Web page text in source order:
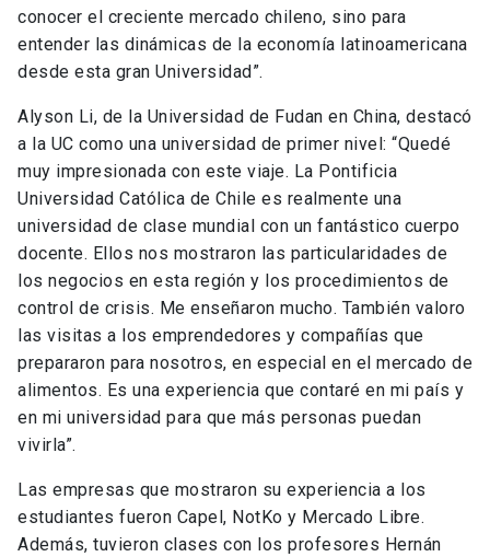
conocer el creciente mercado chileno, sino para
entender las dinámicas de la economía latinoamericana
desde esta gran Universidad”.
Alyson Li, de la Universidad de Fudan en China, destacó
a la UC como una universidad de primer nivel: “Quedé
muy impresionada con este viaje. La Pontificia
Universidad Católica de Chile es realmente una
universidad de clase mundial con un fantástico cuerpo
docente. Ellos nos mostraron las particularidades de
los negocios en esta región y los procedimientos de
control de crisis. Me enseñaron mucho. También valoro
las visitas a los emprendedores y compañías que
prepararon para nosotros, en especial en el mercado de
alimentos. Es una experiencia que contaré en mi país y
en mi universidad para que más personas puedan
vivirla”.
Las empresas que mostraron su experiencia a los
estudiantes fueron Capel, NotKo y Mercado Libre.
Además, tuvieron clases con los profesores Hernán